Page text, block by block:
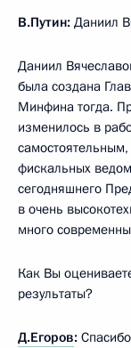
В.Путин: Даниил
Даниил
была создана
Минфина тогда.
изменилось в
фискальных
сегодняшнего
в очень
много
Как Вы
результаты?
Д.Егоров: